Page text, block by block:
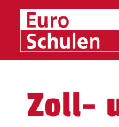
Zoll-